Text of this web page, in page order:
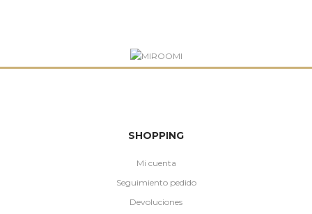
SHOPPING
Mi cuenta
Seguimiento pedido
Devoluciones